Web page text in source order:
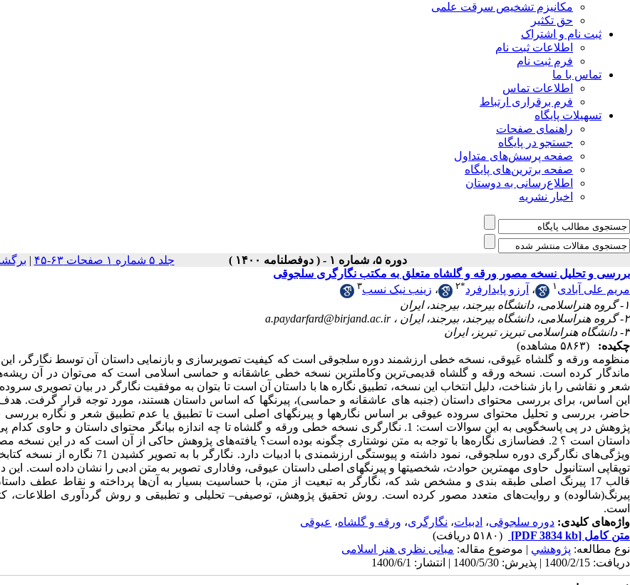
ﻣﮑﺎﻧﯿﺰم ﺗﺸﺨﯿﺺ ﺳﺮﻗﺖ ﻋﻠﻤﯽ
حق تکثیر
ثبت نام و اشتراک
اطلاعات ثبت نام
فرم ثبت نام
تماس با ما
اطلاعات تماس
فرم برقراری ارتباط
تسهیلات پایگاه
راهنمای صفحات
جستجو در پایگاه
صفحه پرسش‌های متداول
صفحه برترین‌های پایگاه
اطلاع‌رسانی به دوستان
اخبار نشریه
دوره ۵، شماره ۱ - ( دوفصلنامه ۱۴۰۰ ) جلد ۵ شماره ۱ صفحات ۶۳-۴۵ |
بررسی و تحلیل نسخه مصور ورقه و گلشاه متعلق به مکتب نگارگری سلجوقی
مریم علی آبادی ۱ ، آرزو پایدارفرد*۲ ، زینب نیک نسب۳
۱- گروه هنراسلامی، دانشگاه بیرجند، بیرجند، ایران
۲- گروه هنراسلامی، دانشگاه بیرجند، بیرجند، ایران ،
a.paydarfard@birjand.ac.ir
۳- دانشگاه هنراسلامی تبریز، تبریز، ایران
چکیده:
(۵۸۶۳ مشاهده)
منظومه ورقه و گلشاه عَیوقی، نسخه خطی ارزشمند دوره سلجوقی است که کیفیت تصویرسازی و بازنمایی داستان آن توسط نگارگر، این
ماندگار کرده است. نسخه ورقه و گلشاه قدیمی‌ترین وکاملترین نسخه خطی عاشقانه و حماسی اسلامی است که می‌توان در آن
شعر و نقاشی را باز شناخت، دلیل انتخاب این نسخه، تطبیق نگاره ها با داستان آن است تا بتوان به موفقیت نگارگر در بیان تصویری سروده
این اساس، برای بررسی محتوای داستان (جنبه های عاشقانه و حماسی)، پیرنگها که اساس داستان هستند، مورد توجه قرار گرفت.
حاضر، بررسی و تحلیل محتوای سروده عیوقی بر اساس نگارهها و پیرنگهای اصلی است تا تطبیق یا عدم تطبیق شعر و نگاره بررسی
پژوهش در پی پاسخگویی به این سوالات است: 1. نگارگری نسخه خطی ورقه و گلشاه تا چه اندازه بیانگر محتوای داستان و حاوی
داستان است ؟ 2. فضاسازی نگاره‌ها با توجه به متن نوشتاری چگونه بوده است؟ یافته‌های پژوهش حاکی از آن است که در این نسخه
ویژگی‌های نگارگری دوره سلجوقی، نمود داشته و پیوستگی ارزشمندی با ادبیات دارد. نگارگر با به
توپقاپی استانبول حاوی مهمترین حوادث، شخصیتها و پیرنگهای اصلی داستان عیوقی، وفاداری تصویر به متن ادبی را نشان داده است. این
پیرنگ(شالوده) و روایت‌های متعدد مصور کرده است. روش تحقیق پژوهش، توصیفی– تحلیلی و تطبیقی و روش گردآوری اطلاعات،
است.
واژه‌های کلیدی: دوره سلجوقی، ادبیات، نگارگری، ورقه و گلشاه، عیوقی
متن کامل [PDF 3834 kb]
(۵۱۸۰ دریافت)
نوع مطالعه: پژوهشي | موضوع مقاله: مبانی نظری هنر اسلامی
دریافت: 1400/2/15 | پذیرش: 1400/5/30 | انتشار: 1400/6/1